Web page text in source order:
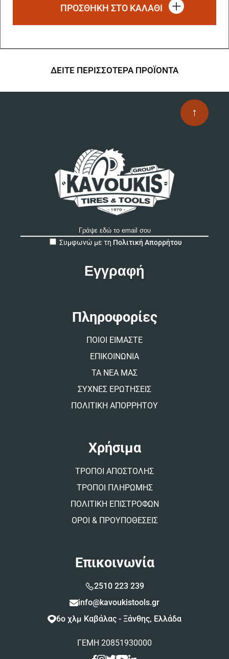
ΠΡΟΣΘΗΚΗ ΣΤΟ ΚΑΛΑΘΙ
ΔΕΙΤΕ ΠΕΡΙΣΣΟΤΕΡΑ ΠΡΟΪΟΝΤΑ
↑
Συμφωνώ με τη Πολιτική Απορρήτου
Πληροφορίες
ΠΟΙΟΙ ΕΙΜΑΣΤΕ
ΕΠΙΚΟΙΝΩΝΙΑ
ΤΑ ΝΕΑ ΜΑΣ
ΣΥΧΝΕΣ ΕΡΩΤΗΣΕΙΣ
ΠΟΛΙΤΙΚΗ ΑΠΟΡΡΗΤΟΥ
Χρήσιμα
ΤΡΟΠΟΙ ΑΠΟΣΤΟΛΗΣ
ΤΡΟΠΟΙ ΠΛΗΡΩΜΗΣ
ΠΟΛΙΤΙΚΗ ΕΠΙΣΤΡΟΦΩΝ
ΟΡΟΙ & ΠΡΟΥΠΟΘΕΣΕΙΣ
Επικοινωνία
2510 223 239
info@kavoukistools.gr
6ο χλμ Καβάλας - Ξάνθης, Ελλάδα
ΓΕΜΗ 20851930000